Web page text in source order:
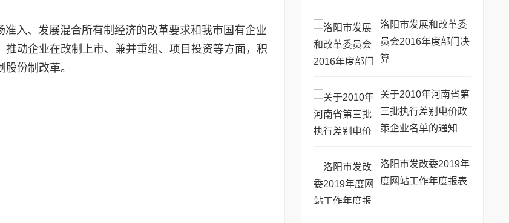
入、发展混合所有制经济的改革要求和我市国有企业
动企业在改制上市、兼并重组、项目投资等方面，积
份制改革。
洛阳市发展和改革委
员会2016年度部门决
算
关于2010年河南省第
三批执行差别电价政
策企业名单的通知
洛阳市发改委2019年
度网站工作年度报表